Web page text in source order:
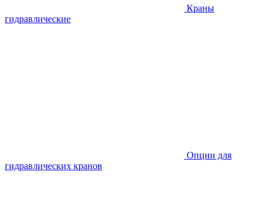
Краны
гидравлические
Опции для
гидравлических кранов